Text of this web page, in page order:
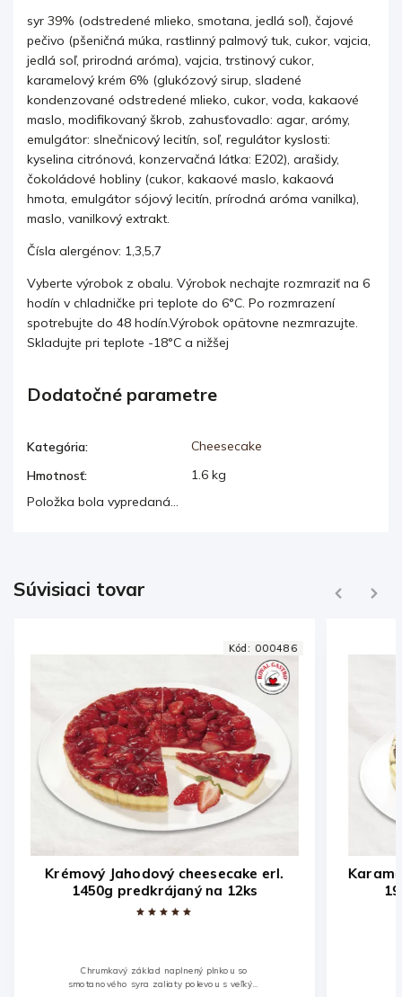
syr 39% (odstredené mlieko, smotana, jedlá soľ), čajové
pečivo (pšeničná múka, rastlinný palmový tuk, cukor, vajcia,
jedlá soľ, prirodná aróma), vajcia, trstinový cukor,
karamelový krém 6% (glukózový sirup, sladené
kondenzované odstredené mlieko, cukor, voda, kakaové
maslo, modifikovaný škrob, zahusťovadlo: agar, arómy,
emulgátor: slnečnicový lecitín, soľ, regulátor kyslosti:
kyselina citrónová, konzervačná látka: E202), arašidy,
čokoládové hobliny (cukor, kakaové maslo, kakaová
hmota, emulgátor sójový lecitín, prírodná aróma vanilka),
maslo, vanilkový extrakt.
Čísla alergénov: 1,3,5,7
Vyberte výrobok z obalu. Výrobok nechajte rozmraziť na 6
hodín v chladničke pri teplote do 6°C. Po rozmrazení
spotrebujte do 48 hodín.Výrobok opätovne nezmrazujte.
Skladujte pri teplote -18°C a nižšej
Dodatočné parametre
Kategória:
Cheesecake
Hmotnosť:
1.6 kg
Položka bola vypredaná…
Súvisiaci tovar Previous
Krémový Jahodový cheesecake erl.
1450g predkrájaný na 12ks
Chrumkavý základ naplnený plnkou so
smotanového syra zaliaty polevou s veľkými
Kód: 000486
Next